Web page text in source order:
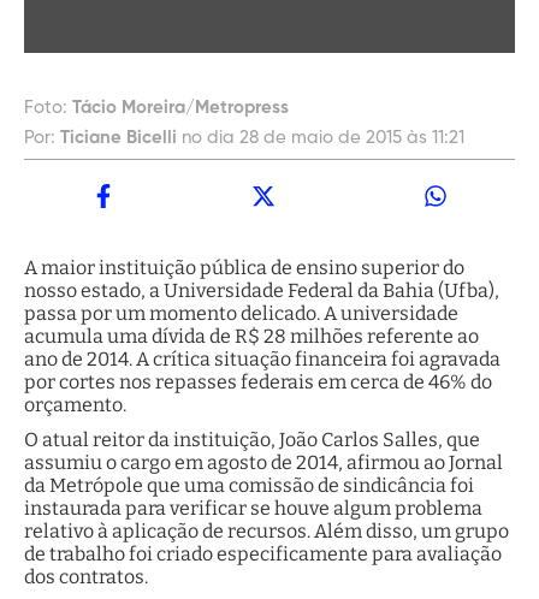
Foto: Tácio Moreira/Metropress
Por: Ticiane Bicelli no dia 28 de maio de 2015 às 11:21
A maior instituição pública de ensino superior do
nosso estado, a Universidade Federal da Bahia (Ufba),
passa por um momento delicado. A universidade
acumula uma dívida de R$ 28 milhões referente ao
ano de 2014. A crítica situação financeira foi agravada
por cortes nos repasses federais em cerca de 46% do
orçamento.
O atual reitor da instituição, João Carlos Salles, que
assumiu o cargo em agosto de 2014, afirmou ao Jornal
da Metrópole que uma comissão de sindicância foi
instaurada para verificar se houve algum problema
relativo à aplicação de recursos. Além disso, um grupo
de trabalho foi criado especificamente para avaliação
dos contratos.